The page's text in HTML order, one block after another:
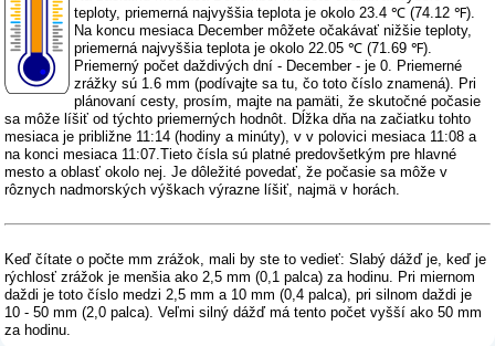
teploty, priemerná najvyššia teplota je okolo 23.4 ℃ (74.12 ℉).
Na koncu mesiaca December môžete očakávať nižšie teploty,
priemerná najvyššia teplota je okolo 22.05 ℃ (71.69 ℉).
Priemerný počet daždivých dní - December - je 0. Priemerné
zrážky sú 1.6 mm (podívajte sa tu, čo toto číslo znamená). Pri
plánovaní cesty, prosím, majte na pamäti, že skutočné počasie
sa môže líšiť od týchto priemerných hodnôt. Dĺžka dňa na začiatku tohto
mesiaca je približne 11:14 (hodiny a minúty), v v polovici mesiaca 11:08 a
na konci mesiaca 11:07.Tieto čísla sú platné predovšetkým pre hlavné
mesto a oblasť okolo nej. Je dôležité povedať, že počasie sa môže v
rôznych nadmorských výškach výrazne líšiť, najmä v horách.
Keď čítate o počte mm zrážok, mali by ste to vedieť: Slabý dážď je, keď je
rýchlosť zrážok je menšia ako 2,5 mm (0,1 palca) za hodinu. Pri miernom
daždi je toto číslo medzi 2,5 mm a 10 mm (0,4 palca), pri silnom daždi je
10 - 50 mm (2,0 palca). Veľmi silný dážď má tento počet vyšší ako 50 mm
za hodinu.